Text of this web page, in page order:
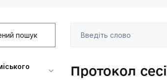
пошук
Протокол